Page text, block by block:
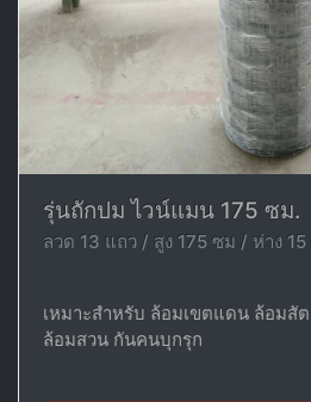
รุ่นถักปม ไวน์แมน 175 ซม.
ลวด 13 แถว / สูง 175 ซม / ห่าง
เหมาะสำหรับ ล้อมเขตแดน ล้อมสั
ล้อมสวน กันคนบุกรุก